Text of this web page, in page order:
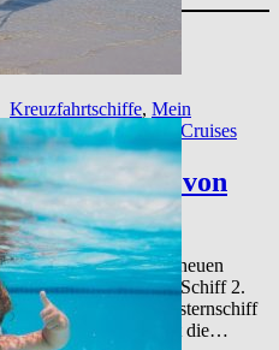
Kreuzfahrtschiffe, Mein
Kreuzfahrtschiff, TUI Cruises
Mein Schiff 2 von
TUI Cruises
Das zweite Schiff der neuen
Generation: Die Mein Schiff 2.
Genau wie das Schwesternschiff
die Mein Schiff 1 steht die…